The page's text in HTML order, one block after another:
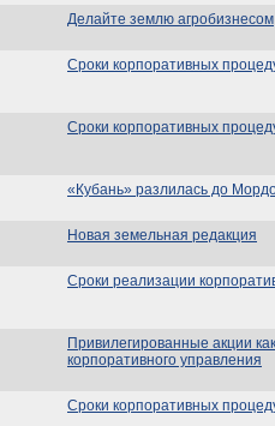
Делайте землю агробизнесом
Сроки корпоративных
Сроки корпоративных
«Кубань» разлилась до
Новая земельная редакция
Сроки реализации
Привилегированные акции
корпоративного управления
Сроки корпоративных